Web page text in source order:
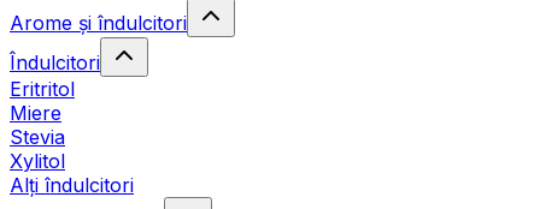
Arome și îndulcitori
Îndulcitori
Eritritol
Miere
Stevia
Xylitol
Alți îndulcitori